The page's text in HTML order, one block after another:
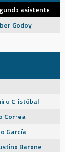
asistente
Godoy
Cristóbal
Correa
García
Barone